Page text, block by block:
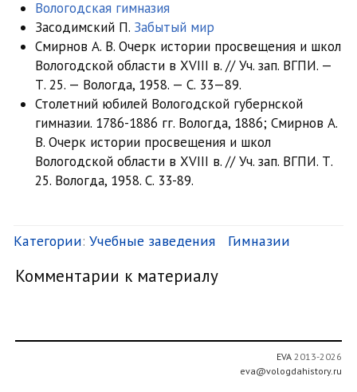
Вологодская гимназия
Засодимский П. Забытый мир
Смирнов А. В. Очерк истории просвещения и школ
Вологодской области в XVIII в. // Уч. зап. ВГПИ. —
Т. 25. — Вологда, 1958. — С. 33—89.
Столетний юбилей Вологодской губернской
гимназии. 1786-1886 гг. Вологда, 1886; Смирнов А.
В. Очерк истории просвещения и школ
Вологодской области в XVIII в. // Уч. зап. ВГПИ. Т.
25. Вологда, 1958. С. 33-89.
Категории:Учебные заведения Гимназии
Комментарии к материалу
EVA 2013-2026
eva@vologdahistory.ru